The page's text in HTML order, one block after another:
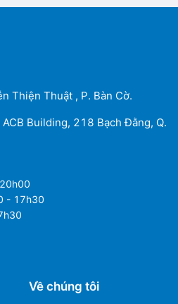
Thiện Thuật , P. Bàn Cờ.
Building, 218 Bạch Đằng, Q.
- 17h30
Về chúng tôi